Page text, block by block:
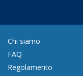
Chi siamo
FAQ
Regolamento